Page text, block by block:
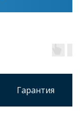
Гарантия